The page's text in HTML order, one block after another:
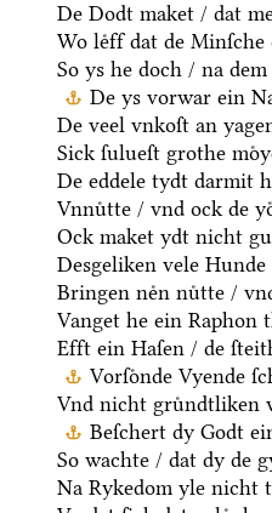
De Dodt maket / dat
Wo leͤff dat de
So ys he doch / na
De ys vorwar ein
De veel vnkoſt an
Sick ſulueſt grothe
De eddele tydt darmit
Vnnuͤtte / vnd ock de
Ock maket ydt nicht
Desgeliken vele
Bringen neͤn nuͤtte /
Vanget he ein Raphon
Efft ein Haſen / de
Vorſoͤnde Vyende
Vnd nicht gruͤndtliken
Beſchert dy Godt
So wachte / dat dy de
Na Rykedom yle nicht